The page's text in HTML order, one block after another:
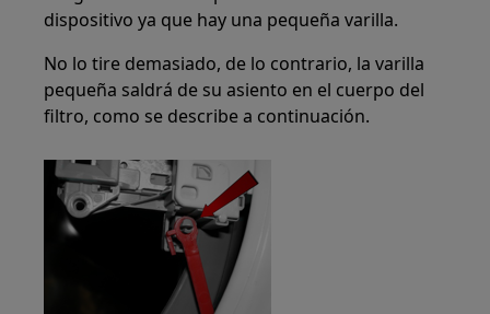
dispositivo ya que hay una pequeña varilla.
No lo tire demasiado, de lo contrario, la varilla
pequeña saldrá de su asiento en el cuerpo del
filtro, como se describe a continuación.